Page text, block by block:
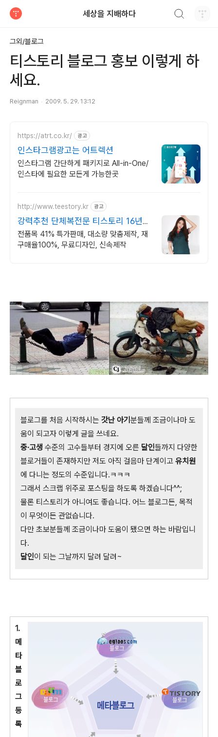
세상을 지배하다
그외/블로그
티스토리 블로그 홍보 이렇게 하
세요.
Reignman 2009. 5. 29. 13:12
https://atrt.co.kr/ 광고
인스타그램광고는 어트렉션
인스타그램 간단하게 패키지로 All-in-One/
인스타에 필요한 모든게 가능한곳
http://www.teestory.kr 광고
강력추천 단체복전문 티스토리 16년
전통의 전문업체
전품목 41% 특가판매, 대소량 맞춤제작, 재
구매율100%, 무료디자인, 신속제작
블로그를 처음 시작하시는 갓난 아기 분들께 조금이나마 도
움이 되고자 이렇게 글을 쓰네요.
중·고생 수준의 고수들부터 경지에 오른 달인들까지 다양한
블로거들이 존재하지만 저도 아직 걸음마 단계이고 유치원
에 다니는 정도의 수준입니다.ㅋㅋㅋ
그래서 스크랩 위주로 포스팅을 하도록 하겠습니다^^;
물론 티스토리가 아니여도 좋습니다. 어느 블로그든, 목적
이 무엇이든 관없습니다.
다만 초보분들께 조금이나마 도움이 됐으면 하는 바람입니
다.
달인이 되는 그날까지 달려 달려~
1.
메
타
블
로
그
등
록